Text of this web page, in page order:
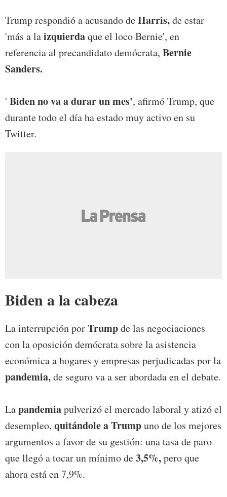
Trump respondió a acusando deHarris,de estar
'más a laizquierdaque el loco Bernie', en
referencia al precandidato demócrata, Bernie
Sanders.
' Biden no va a durar un mes', afirmó Trump, que
durante todo el día ha estado muy activo en su
Twitter.
Biden a la cabeza
La interrupción porTrumpde las negociaciones
con la oposición demócrata sobre la asistencia
económica a hogares y empresas perjudicadas por la
pandemia,de seguro va a ser abordada en el debate.
Lapandemiapulverizó el mercado laboral y atizó el
desempleo, quitándole a Trumpuno de los mejores
argumentos a favor de su gestión: una tasa de paro
que llegó a tocar un mínimo de3,5%,pero que
ahora está en 7,9%.